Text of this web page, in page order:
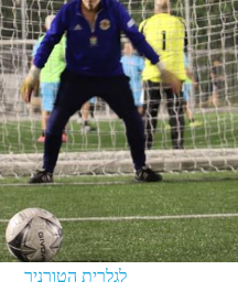
לגלרית הטורניר